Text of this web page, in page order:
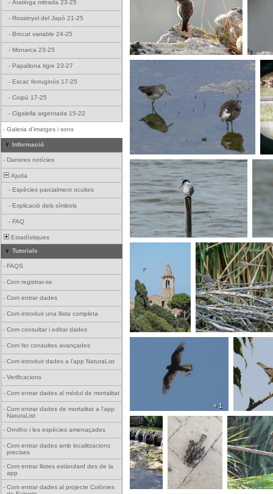
- Aratinga mitrada 23-25
- Rossinyol del Japó 21-25
- Brocat variable 24-25
- Monarca 23-25
- Papallona tigre 23-27
- Escac ferruginós 17-25
- Coipú 17-25
- Cigalella argentada 15-22
- Galeria d'imatges i sons
Informació
- Darreres notícies
Ajuda
- Espècies parcialment ocultes
- Explicació dels símbols
- FAQ
Estadístiques
Tutorials
- FAQS
- Com registrar-se
- Com entrar dades
- Com introduir una llista completa
- Com consultar i editar dades
- Com fer consultes avançades
- Com introduir dades a l'app NaturaList
- Verificacions
- Com entrar dades al mòdul de mortalitat
- Com entrar dades de mortalitat a l'app
NaturaList
- Ornitho i les espècies amenaçades
- Com entrar dades amb localitzacions
precises
- Com entrar llistes estàndard des de la
app
- Com entrar dades al projecte Colònies
+ 1